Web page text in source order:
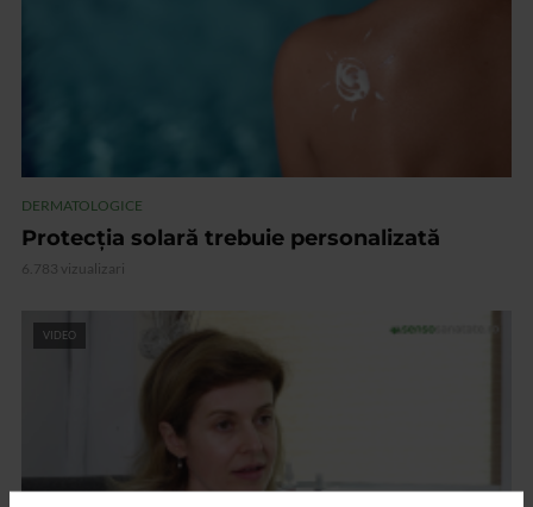
DERMATOLOGICE
Protecția solară trebuie personalizată
6.783 vizualizari
VIDEO